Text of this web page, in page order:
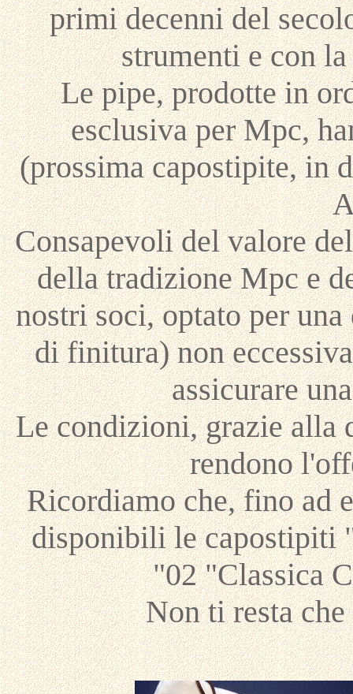
primi decenni del
strumenti e con
Le pipe, prodotte in
esclusiva per Mpc,
(prossima capostipite, in
Consapevoli del valore
della tradizione Mpc e
nostri soci, optato per
di finitura) non
assicurare
Le condizioni, grazie alla
rendono
Ricordiamo che, fino ad
disponibili le capostipiti
"02 "Classica
Non ti resta